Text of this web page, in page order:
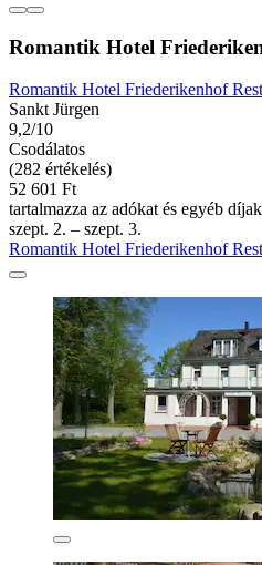
Romantik Hotel
Romantik Hotel Friederikenhof
Sankt Jürgen
9,2/10
Csodálatos
(282 értékelés)
52 601 Ft
tartalmazza az adókat és egyéb
szept. 2. – szept. 3.
Romantik Hotel Friederikenhof